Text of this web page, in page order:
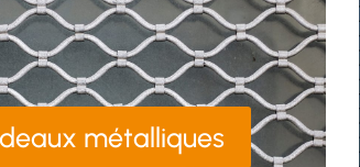
métalliques